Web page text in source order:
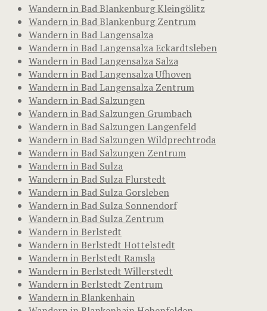
Wandern in Bad Blankenburg Kleingölitz
Wandern in Bad Blankenburg Zentrum
Wandern in Bad Langensalza
Wandern in Bad Langensalza Eckardtsleben
Wandern in Bad Langensalza Salza
Wandern in Bad Langensalza Ufhoven
Wandern in Bad Langensalza Zentrum
Wandern in Bad Salzungen
Wandern in Bad Salzungen Grumbach
Wandern in Bad Salzungen Langenfeld
Wandern in Bad Salzungen Wildprechtroda
Wandern in Bad Salzungen Zentrum
Wandern in Bad Sulza
Wandern in Bad Sulza Flurstedt
Wandern in Bad Sulza Gorsleben
Wandern in Bad Sulza Sonnendorf
Wandern in Bad Sulza Zentrum
Wandern in Berlstedt
Wandern in Berlstedt Hottelstedt
Wandern in Berlstedt Ramsla
Wandern in Berlstedt Willerstedt
Wandern in Berlstedt Zentrum
Wandern in Blankenhain